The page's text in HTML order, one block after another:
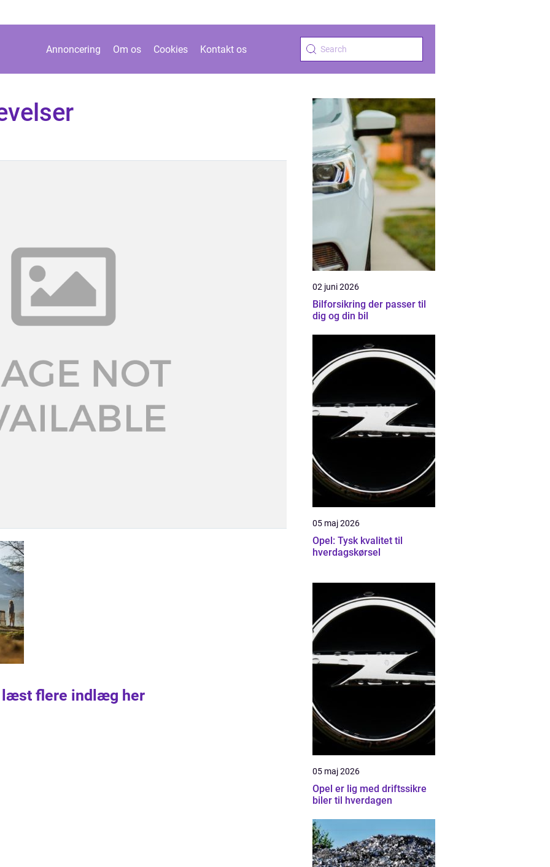
Annoncering Om os Cookies Kontakt os
læst flere indlæg her
02 juni 2026
Bilforsikring der passer til
dig og din bil
05 maj 2026
Opel: Tysk kvalitet til
hverdagskørsel
05 maj 2026
Opel er lig med driftssikre
biler til hverdagen